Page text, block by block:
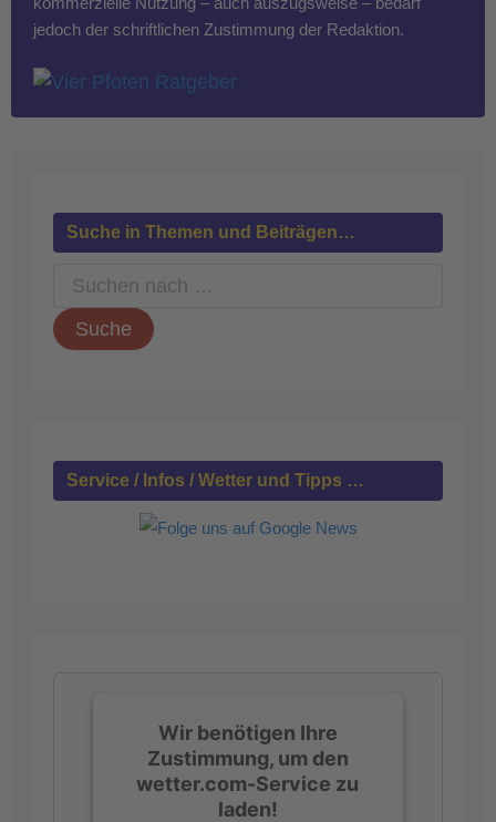
jedoch der schriftlichen Zustimmung der Redaktion.
Suche in Themen und Beiträgen…
c
h
:
Service / Infos / Wetter und Tipps …
Wir benötigen Ihre
Zustimmung, um den
wetter.com-Service zu
laden!